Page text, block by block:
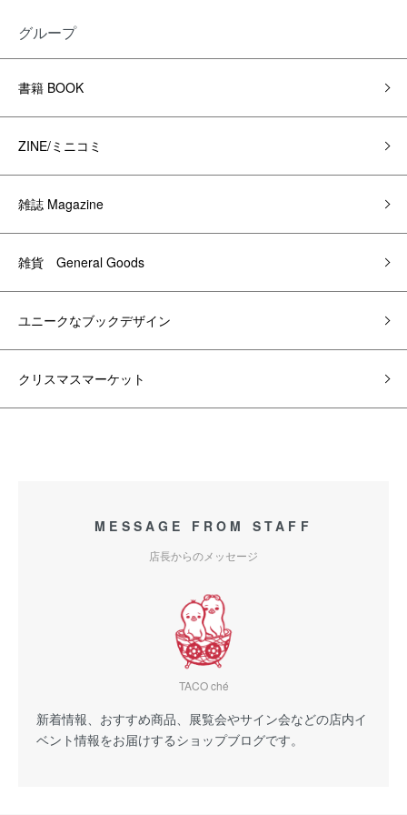
グループ
書籍 BOOK
ZINE/ミニコミ
雑誌 Magazine
雑貨 General Goods
ユニークなブックデザイン
クリスマスマーケット
MESSAGE FROM STAFF
店長からのメッセージ
TACO ché
新着情報、おすすめ商品、展覧会やサイン会などの店内イ
ベント情報をお届けするショップブログです。